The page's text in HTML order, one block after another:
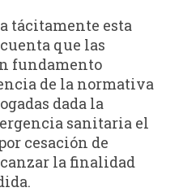
tácitamente esta
que las
fundamento
de la normativa
dada la
sanitaria el
cesación de
la finalidad